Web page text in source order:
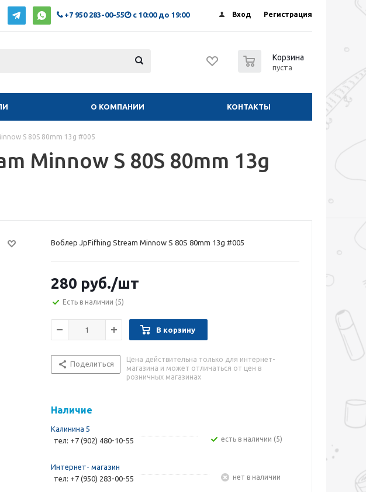
Вход Регистрация
+7 950 283-00-55 с 10:00 до 19:00
Корзина
пуста
О КОМПАНИИ КОНТАКТЫ
S 80S 80mm 13g #005
Minnow S 80S 80mm 13g
Воблер JpFifhing Stream Minnow S 80S 80mm 13g #005
280 руб./шт
Есть в наличии (5)
В корзину
Поделиться
Цена действительна только для интернет-
магазина и может отличаться от цен в
розничных магазинах
Наличие
Калинина 5
тел: +7 (902) 480-10-55
Есть в наличии (5)
Интернет- магазин
тел: +7 (950) 283-00-55
Нет в наличии